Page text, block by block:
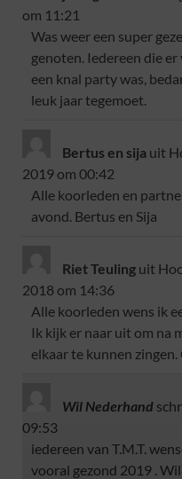
om 11:21
Was weer een super
genoten. Iedereen die
een knal party was,
leuk jaar tegemoet.
Bertus en sija uit
2019 om 00:42
Alle koorleden en
avond. Bertus en Sija
Riet Teuling uit
2018 om 14:36
Alle koorleden wens ik
Ik kijk er naar uit om na
elkaar te kunnen
Wil Nederhand
09:53
iedereen van T.M.T.
vooral gezond 2019 .